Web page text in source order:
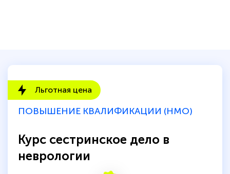
Льготная цена
ПОВЫШЕНИЕ КВАЛИФИКАЦИИ (НМО)
Курс сестринское дело в
неврологии